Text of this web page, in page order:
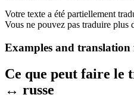
Votre texte a été partiellement
Vous ne pouvez pas traduire plus
Examples and translation
Ce que peut faire le
↔ russe